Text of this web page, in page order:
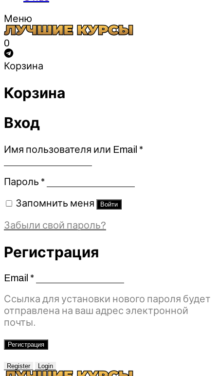
Меню
0
Корзина
Корзина
Вход
Имя пользователя или Email *Обязательно
Пароль *Обязательно
Запомнить меня Войти
Забыли свой пароль?
Регистрация
Email *Обязательно
Ссылка для установки нового пароля будет
отправлена ​​на ваш адрес электронной
почты.
Регистрация
Register Login